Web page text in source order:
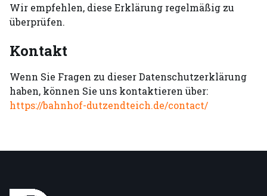
Wir empfehlen, diese Erklärung regelmäßig zu
überprüfen.
Kontakt
Wenn Sie Fragen zu dieser Datenschutzerklärung
haben, können Sie uns kontaktieren über:
https://bahnhof-dutzendteich.de/contact/